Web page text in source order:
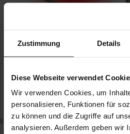
Zustimmung Details
Diese Webseite verwendet
Wir verwenden Cookies, um
personalisieren, Funktionen für
zu können und die Zugriffe auf
analysieren. Außerdem geben wir
Explore our GANTER AKTIV shoes: